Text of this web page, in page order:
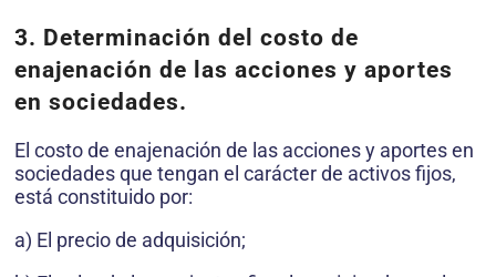
3. Determinación del costo de
enajenación de las acciones y aportes
en sociedades.
El costo de enajenación de las acciones y aportes en
sociedades que tengan el carácter de activos fijos,
está constituido por:
a) El precio de adquisición;